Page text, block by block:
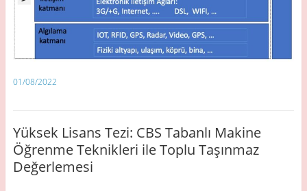
01/08/2022
Yüksek Lisans Tezi: CBS Tabanlı Makine
Öğrenme Teknikleri ile Toplu Taşınmaz
Değerlemesi